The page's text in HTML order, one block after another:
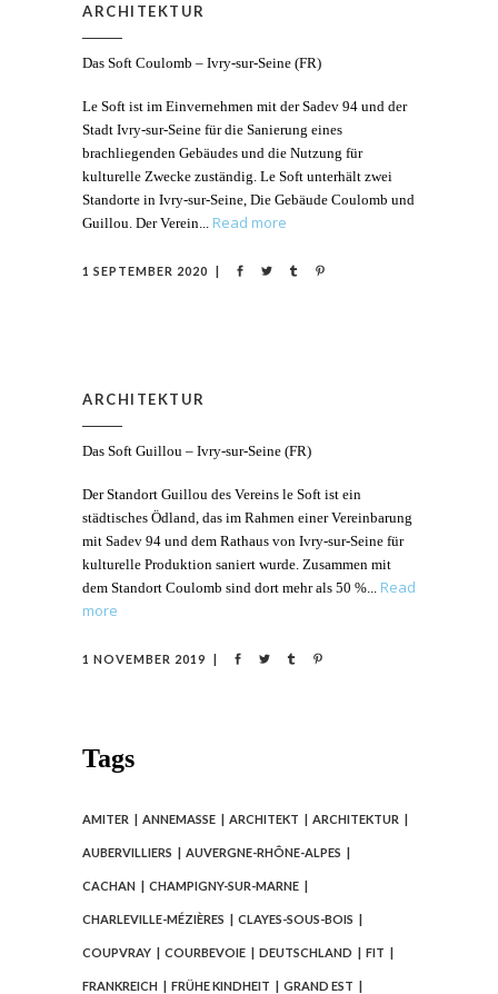
ARCHITEKTUR
Das Soft Coulomb – Ivry-sur-Seine (FR)
Le Soft ist im Einvernehmen mit der Sadev 94 und der
Stadt Ivry-sur-Seine für die Sanierung eines
brachliegenden Gebäudes und die Nutzung für
kulturelle Zwecke zuständig. Le Soft unterhält zwei
Standorte in Ivry-sur-Seine, Die Gebäude Coulomb und
Guillou. Der Verein
Read more
1 SEPTEMBER 2020
ARCHITEKTUR
Das Soft Guillou – Ivry-sur-Seine (FR)
Der Standort Guillou des Vereins le Soft ist ein
städtisches Ödland, das im Rahmen einer Vereinbarung
mit Sadev 94 und dem Rathaus von Ivry-sur-Seine für
kulturelle Produktion saniert wurde. Zusammen mit
dem Standort Coulomb sind dort mehr als 50 %
Read
more
1 NOVEMBER 2019
Tags
AMITER ANNEMASSE ARCHITEKT ARCHITEKTUR
AUBERVILLIERS AUVERGNE-RHÔNE-ALPES
CACHAN CHAMPIGNY-SUR-MARNE
CHARLEVILLE-MÉZIÈRES CLAYES-SOUS-BOIS
COUPVRAY COURBEVOIE DEUTSCHLAND FIT
FRANKREICH FRÜHE KINDHEIT GRAND EST